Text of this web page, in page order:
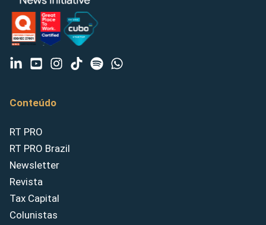
Conteúdo
RT PRO
RT PRO Brazil
Newsletter
Revista
Tax Capital
Colunistas